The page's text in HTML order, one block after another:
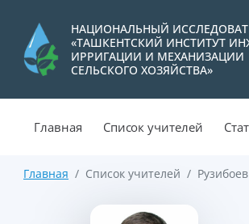
НАЦИОНАЛЬНЫЙ
«ТАШКЕНТСКИЙ ИНСТИТУТ
ИРРИГАЦИИ И МЕХАНИЗАЦИИ
СЕЛЬСКОГО ХОЗЯЙСТВА»
Главная Список учителей
Главная Список учителей